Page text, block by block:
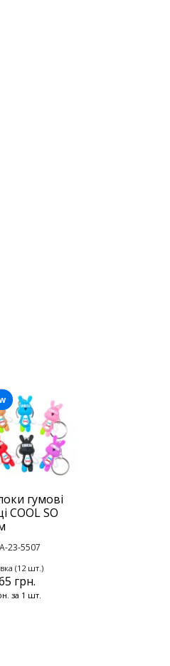
гумові
COOL SO
23-5507
(12 шт.)
грн.
за 1 шт.